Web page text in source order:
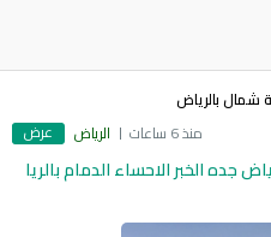
شمال بالرياض
منذ 6 ساعات
الرياض عرض
الخبر الاحساء الدمام بالريا